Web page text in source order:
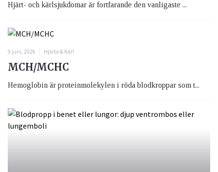
Hjärt- och kärlsjukdomar är fortfarande den vanligaste ...
9 juni, 2026 Hjärta & Kärl
MCH/MCHC
Hemoglobin är proteinmolekylen i röda blodkroppar som t...